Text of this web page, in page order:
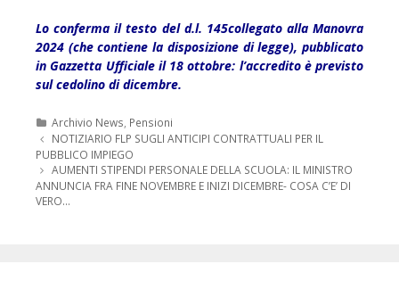
Lo conferma il testo del d.l. 145collegato alla Manovra
2024 (che contiene la disposizione di legge), pubblicato
in Gazzetta Ufficiale il 18 ottobre: l’accredito è previsto
sul cedolino di dicembre.
Categorie
Archivio News Pensioni
Navigazione
articolo
NOTIZIARIO FLP SUGLI ANTICIPI CONTRATTUALI PER IL
PUBBLICO IMPIEGO
AUMENTI STIPENDI PERSONALE DELLA SCUOLA: IL MINISTRO
ANNUNCIA FRA FINE NOVEMBRE E INIZI DICEMBRE- COSA C’E’ DI
VERO…